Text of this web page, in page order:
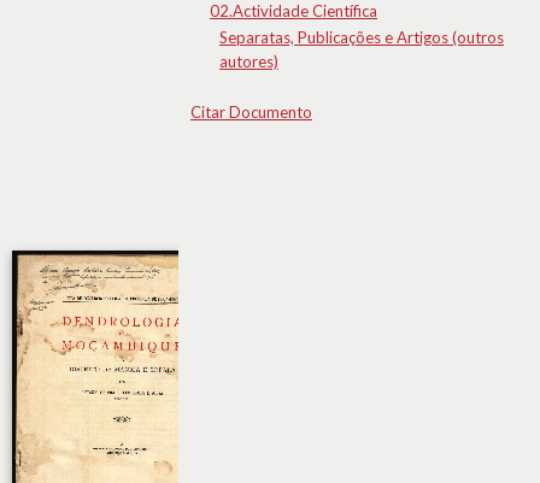
02.Actividade Científica
Separatas, Publicações e Artigos (outros
autores)
Citar Documento